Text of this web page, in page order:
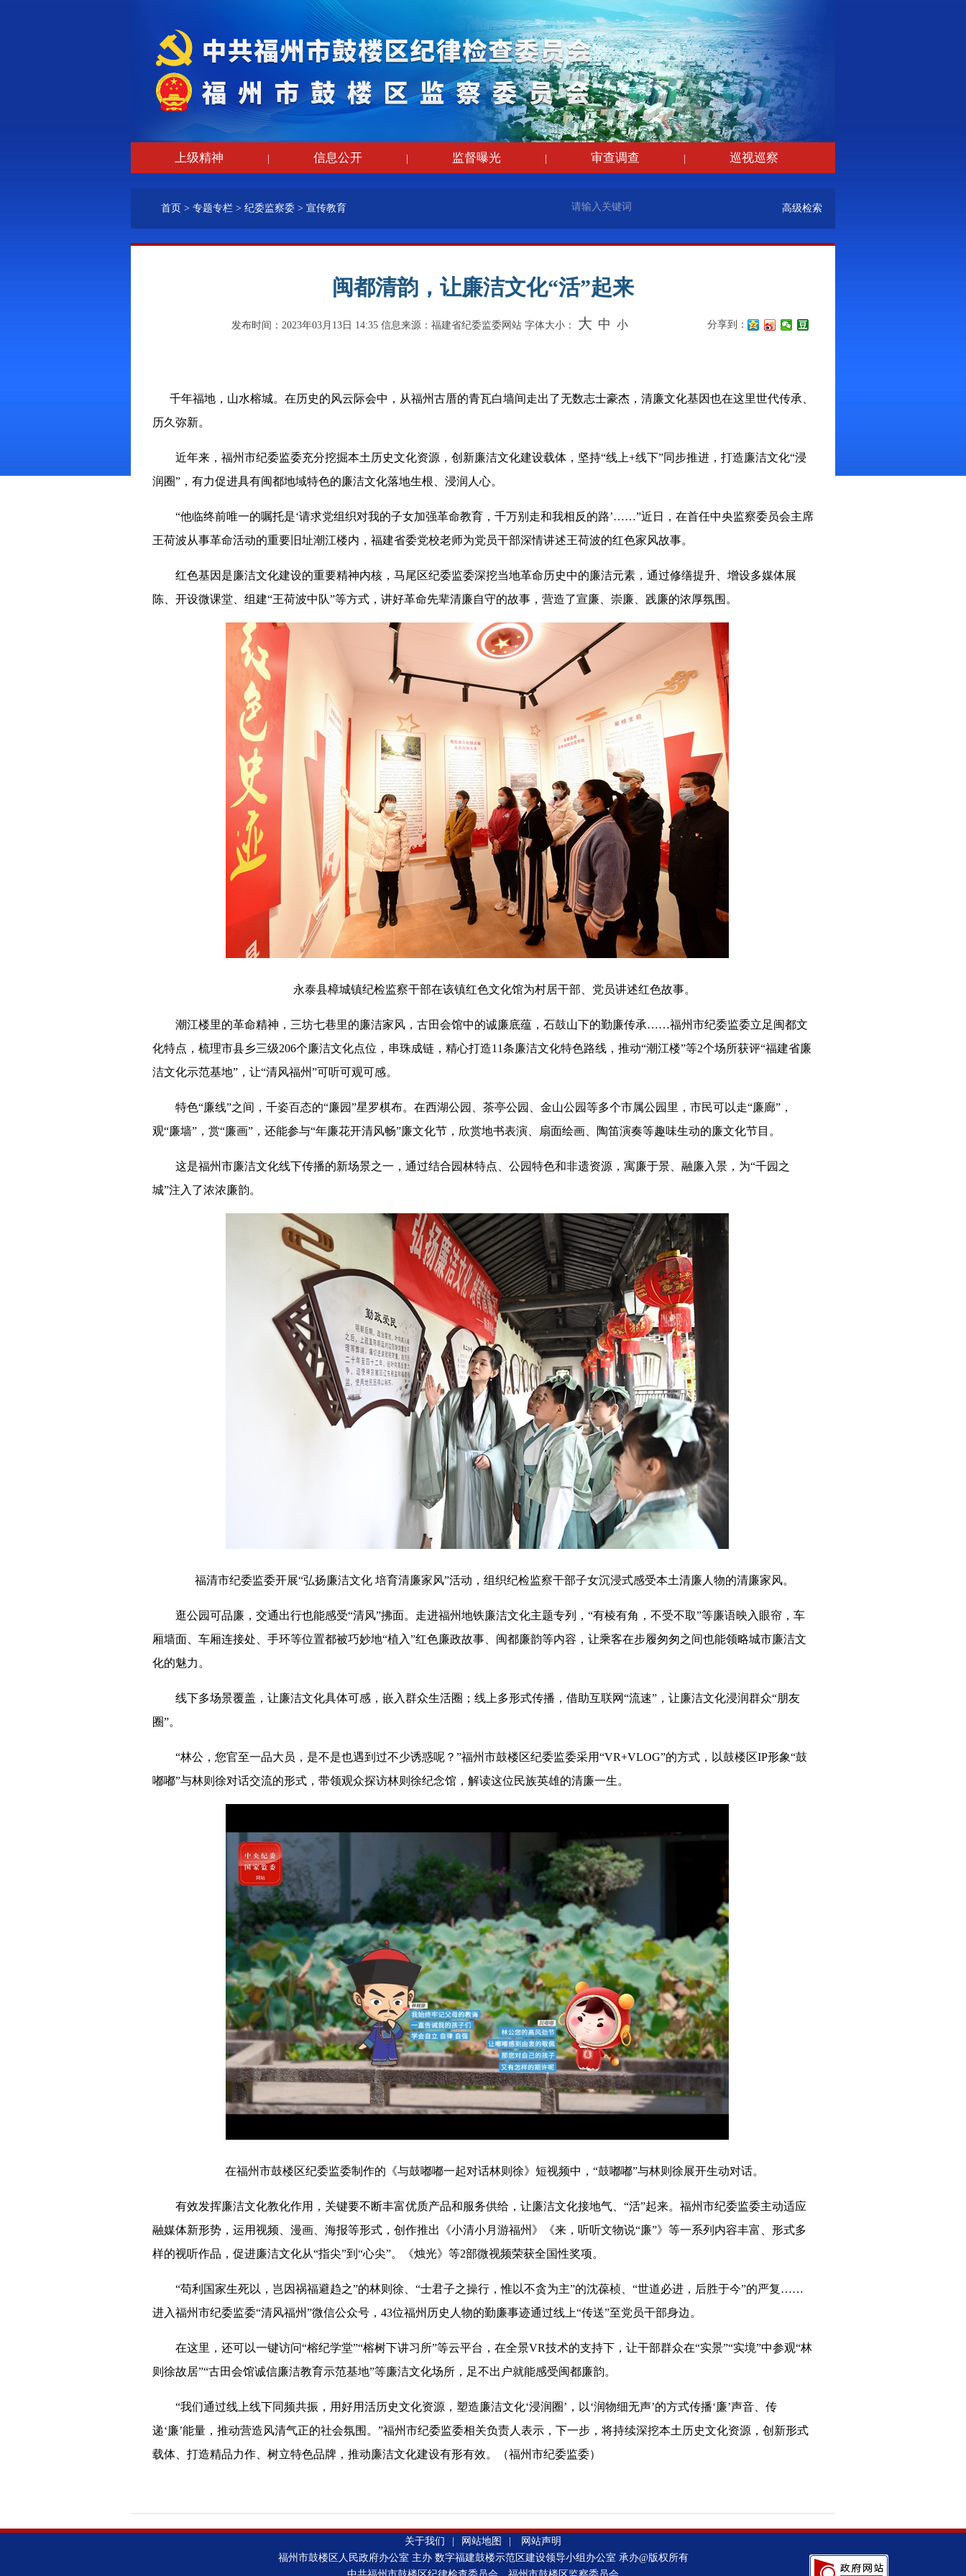
上级精神 | 信息公开 | 监督曝光 | 审查调查 | 巡视巡察
首页 > 专题专栏 > 纪委监察委 > 宣传教育 高级检索
闽都清韵，让廉洁文化“活”起来
发布时间：2023年03月13日 14:35 信息来源：福建省纪委监委网站 字体大小： 大 中 小 分享到：
千年福地，山水榕城。在历史的风云际会中，从福州古厝的青瓦白墙间走出了无数志士豪杰，清廉文化基因也在这里世代传承、
历久弥新。
近年来，福州市纪委监委充分挖掘本土历史文化资源，创新廉洁文化建设载体，坚持“线上+线下”同步推进，打造廉洁文化“浸
润圈”，有力促进具有闽都地域特色的廉洁文化落地生根、浸润人心。
“他临终前唯一的嘱托是‘请求党组织对我的子女加强革命教育，千万别走和我相反的路’……”近日，在首任中央监察委员会主席
王荷波从事革命活动的重要旧址潮江楼内，福建省委党校老师为党员干部深情讲述王荷波的红色家风故事。
红色基因是廉洁文化建设的重要精神内核，马尾区纪委监委深挖当地革命历史中的廉洁元素，通过修缮提升、增设多媒体展
陈、开设微课堂、组建“王荷波中队”等方式，讲好革命先辈清廉自守的故事，营造了宣廉、崇廉、践廉的浓厚氛围。
永泰县樟城镇纪检监察干部在该镇红色文化馆为村居干部、党员讲述红色故事。
潮江楼里的革命精神，三坊七巷里的廉洁家风，古田会馆中的诚廉底蕴，石鼓山下的勤廉传承……福州市纪委监委立足闽都文
化特点，梳理市县乡三级206个廉洁文化点位，串珠成链，精心打造11条廉洁文化特色路线，推动“潮江楼”等2个场所获评“福建省廉
洁文化示范基地”，让“清风福州”可听可观可感。
特色“廉线”之间，千姿百态的“廉园”星罗棋布。在西湖公园、茶亭公园、金山公园等多个市属公园里，市民可以走“廉廊”，
观“廉墙”，赏“廉画”，还能参与“年廉花开清风畅”廉文化节，欣赏地书表演、扇面绘画、陶笛演奏等趣味生动的廉文化节目。
这是福州市廉洁文化线下传播的新场景之一，通过结合园林特点、公园特色和非遗资源，寓廉于景、融廉入景，为“千园之
城”注入了浓浓廉韵。
福清市纪委监委开展“弘扬廉洁文化 培育清廉家风”活动，组织纪检监察干部子女沉浸式感受本土清廉人物的清廉家风。
逛公园可品廉，交通出行也能感受“清风”拂面。走进福州地铁廉洁文化主题专列，“有棱有角，不受不取”等廉语映入眼帘，车
厢墙面、车厢连接处、手环等位置都被巧妙地“植入”红色廉政故事、闽都廉韵等内容，让乘客在步履匆匆之间也能领略城市廉洁文
化的魅力。
线下多场景覆盖，让廉洁文化具体可感，嵌入群众生活圈；线上多形式传播，借助互联网“流速”，让廉洁文化浸润群众“朋友
圈”。
“林公，您官至一品大员，是不是也遇到过不少诱惑呢？”福州市鼓楼区纪委监委采用“VR+VLOG”的方式，以鼓楼区IP形象“鼓
嘟嘟”与林则徐对话交流的形式，带领观众探访林则徐纪念馆，解读这位民族英雄的清廉一生。
在福州市鼓楼区纪委监委制作的《与鼓嘟嘟一起对话林则徐》短视频中，“鼓嘟嘟”与林则徐展开生动对话。
有效发挥廉洁文化教化作用，关键要不断丰富优质产品和服务供给，让廉洁文化接地气、“活”起来。福州市纪委监委主动适应
融媒体新形势，运用视频、漫画、海报等形式，创作推出《小清小月游福州》《来，听听文物说“廉”》等一系列内容丰富、形式多
样的视听作品，促进廉洁文化从“指尖”到“心尖”。《烛光》等2部微视频荣获全国性奖项。
“苟利国家生死以，岂因祸福避趋之”的林则徐、“士君子之操行，惟以不贪为主”的沈葆桢、“世道必进，后胜于今”的严复……
进入福州市纪委监委“清风福州”微信公众号，43位福州历史人物的勤廉事迹通过线上“传送”至党员干部身边。
在这里，还可以一键访问“榕纪学堂”“榕树下讲习所”等云平台，在全景VR技术的支持下，让干部群众在“实景”“实境”中参观“林
则徐故居”“古田会馆诚信廉洁教育示范基地”等廉洁文化场所，足不出户就能感受闽都廉韵。
“我们通过线上线下同频共振，用好用活历史文化资源，塑造廉洁文化‘浸润圈’，以‘润物细无声’的方式传播‘廉’声音、传
递‘廉’能量，推动营造风清气正的社会氛围。”福州市纪委监委相关负责人表示，下一步，将持续深挖本土历史文化资源，创新形式
载体、打造精品力作、树立特色品牌，推动廉洁文化建设有形有效。（福州市纪委监委）
关于我们 | 网站地图 |
网站声明
福州市鼓楼区人民政府办公室 主办 数字福建鼓楼示范区建设领导小组办公室 承办@版权所有